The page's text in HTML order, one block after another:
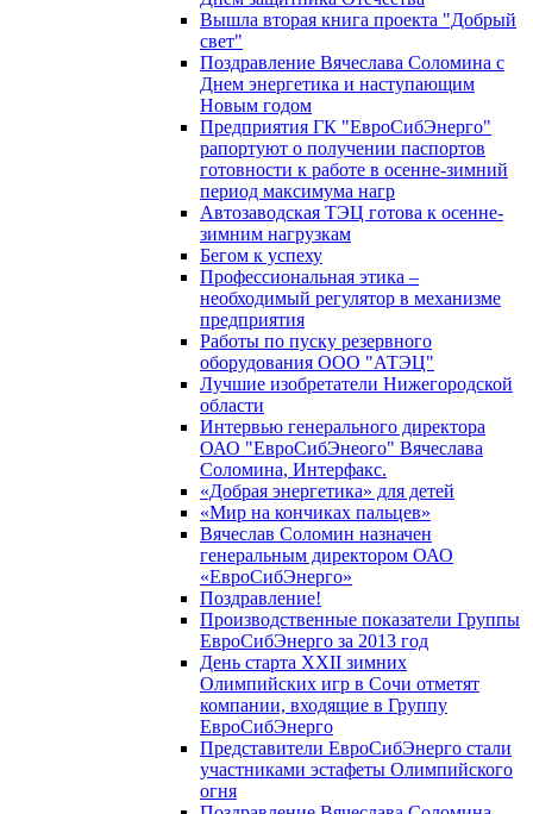
Вышла вторая книга проекта "Добрый
свет"
Поздравление Вячеслава Соломина с
Днем энергетика и наступающим
Новым годом
Предприятия ГК "ЕвроСибЭнерго"
рапортуют о получении паспортов
готовности к работе в осенне-зимний
период максимума нагр
Автозаводская ТЭЦ готова к осенне-
зимним нагрузкам
Бегом к успеху
Профессиональная этика –
необходимый регулятор в механизме
предприятия
Работы по пуску резервного
оборудования ООО "АТЭЦ"
Лучшие изобретатели Нижегородской
области
Интервью генерального директора
ОАО "ЕвроСибЭнеого" Вячеслава
Соломина, Интерфакс.
«Добрая энергетика» для детей
«Мир на кончиках пальцев»
Вячеслав Соломин назначен
генеральным директором ОАО
«ЕвроСибЭнерго»
Поздравление!
Производственные показатели Группы
ЕвроСибЭнерго за 2013 год
День старта XXII зимних
Олимпийских игр в Сочи отметят
компании, входящие в Группу
ЕвроСибЭнерго
Представители ЕвроСибЭнерго стали
участниками эстафеты Олимпийского
огня